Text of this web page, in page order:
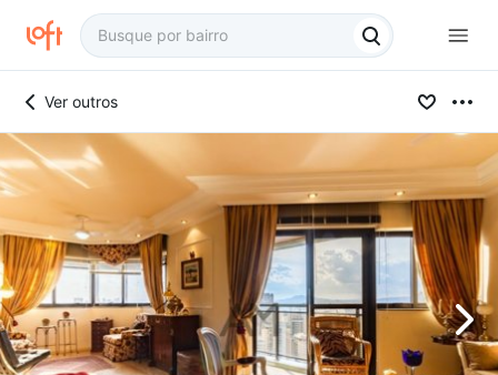
Ver outros